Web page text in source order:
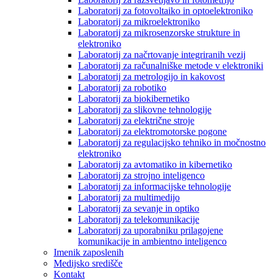
Laboratorij za fotovoltaiko in optoelektroniko
Laboratorij za mikroelektroniko
Laboratorij za mikrosenzorske strukture in
elektroniko
Laboratorij za načrtovanje integriranih vezij
Laboratorij za računalniške metode v elektroniki
Laboratorij za metrologijo in kakovost
Laboratorij za robotiko
Laboratorij za biokibernetiko
Laboratorij za slikovne tehnologije
Laboratorij za električne stroje
Laboratorij za elektromotorske pogone
Laboratorij za regulacijsko tehniko in močnostno
elektroniko
Laboratorij za avtomatiko in kibernetiko
Laboratorij za strojno inteligenco
Laboratorij za informacijske tehnologije
Laboratorij za multimedijo
Laboratorij za sevanje in optiko
Laboratorij za telekomunikacije
Laboratorij za uporabniku prilagojene
komunikacije in ambientno inteligenco
Imenik zaposlenih
Medijsko središče
Kontakt